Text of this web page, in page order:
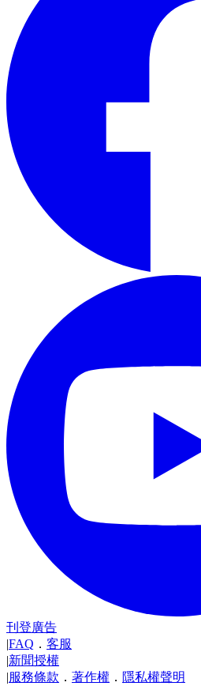
刊登廣告
|FAQ ． 客服
|新聞授權
|服務條款 ． 著作權 ． 隱私權聲明